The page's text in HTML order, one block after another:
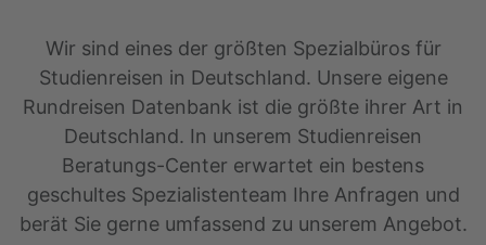
Wir sind eines der größten Spezialbüros für
Studienreisen in Deutschland. Unsere eigene
Rundreisen Datenbank ist die größte ihrer Art in
Deutschland. In unserem Studienreisen
Beratungs-Center erwartet ein bestens
geschultes Spezialistenteam Ihre Anfragen und
berät Sie gerne umfassend zu unserem Angebot.